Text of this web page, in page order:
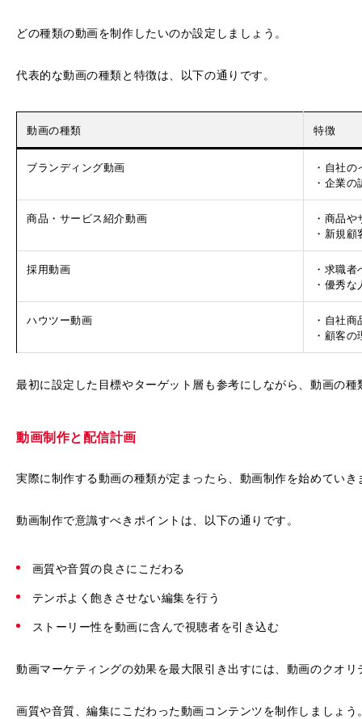
どの種類の動画を制作したいのか設定しましょう。
代表的な動画の種類と特徴は、以下の通りです。
動画の種類 特徴
ブランディング動画
・自社
・企業
商品・サービス紹介動画
・商品
・新規
採用動画
・求職
・優秀
ハウツー動画
・自社
・顧客
最初に設定した目標やターゲット層も参考にしながら、動画の
動画制作と配信計画
実際に制作する動画の種類が定まったら、動画制作を始めていき
動画制作で意識すべきポイントは、以下の通りです。
画質や音質の良さにこだわる
テンポよく飽きさせない編集を行う
ストーリー性を動画に含んで視聴者を引き込む
動画マーケティングの効果を最大限引き出すには、動画のクオ
画質や音質、編集にこだわった動画コンテンツを制作しましょう